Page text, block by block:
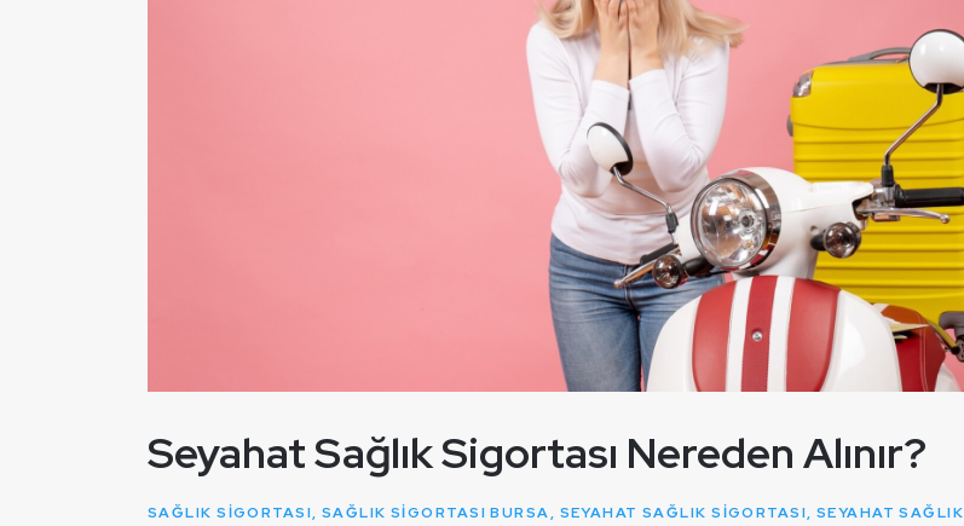
Seyahat Sağlık Sigortası Nereden Alınır?
SAĞLIK SİGORTASI, SAĞLIK SIGORTASI BURSA, SEYAHAT SAĞLIK SIGORTASI, SEYAHAT SAĞLIK